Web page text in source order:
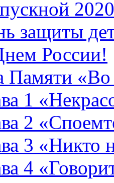
защиты
России!
Памяти
1
2
3 «Никто
4